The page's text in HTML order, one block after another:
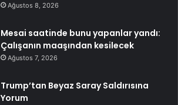
Ağustos 8, 2026
Mesai saatinde bunu yapanlar yandı:
Çalışanın maaşından kesilecek
Ağustos 7, 2026
Trump’tan Beyaz Saray Saldırısına
Yorum